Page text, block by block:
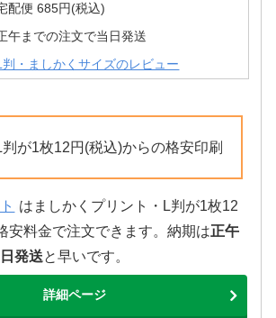
配便 685円(税込)
午までの注文で当日発送
判・ましかくサイズのレビュー
が1枚12円(税込)からの格安印刷
はましかくプリント・L判が1枚12
安料金で注文できます。納期は正午
発送と早いです。
詳細ページ